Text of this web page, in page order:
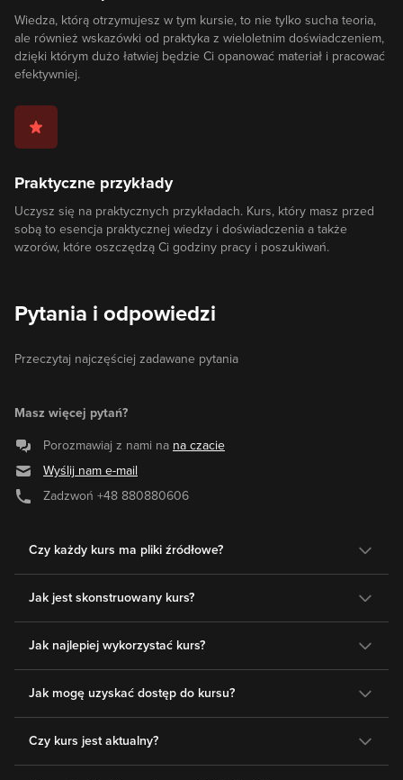
Wiedza, którą otrzymujesz w tym kursie, to nie tylko sucha teoria,
ale również wskazówki od praktyka z wieloletnim doświadczeniem,
dzięki którym dużo łatwiej będzie Ci opanować materiał i pracować
efektywniej.
Praktyczne przykłady
Uczysz się na praktycznych przykładach. Kurs, który masz przed
sobą to esencja praktycznej wiedzy i doświadczenia a także
wzorów, które oszczędzą Ci godziny pracy i poszukiwań.
Pytania i odpowiedzi
Przeczytaj najczęściej zadawane pytania
Masz więcej pytań?
Porozmawiaj z nami na na czacie
Wyślij nam e-mail
Zadzwoń +48 880880606
Czy każdy kurs ma pliki źródłowe?
Jak jest skonstruowany kurs?
Jak najlepiej wykorzystać kurs?
Jak mogę uzyskać dostęp do kursu?
Czy kurs jest aktualny?